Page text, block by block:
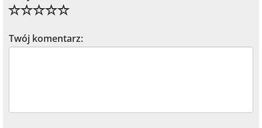
Twój komentarz: